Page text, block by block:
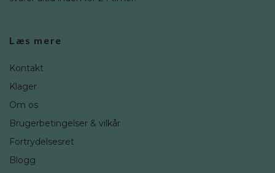
Læs mere
Kontakt
Klager
Om os
Brugerbetingelser & vilkår
Fortrydelsesret
Blogg